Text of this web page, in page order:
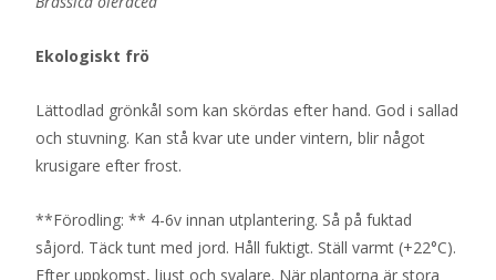
Ekologiskt frö
Lättodlad grönkål som kan skördas efter hand. God i sallad
och stuvning. Kan stå kvar ute under vintern, blir något
krusigare efter frost.
**Förodling: ** 4-6v innan utplantering. Så på fuktad
såjord. Täck tunt med jord. Håll fuktigt. Ställ varmt (+22°C).
Efter uppkomst, ljust och svalare. När plantorna är stora